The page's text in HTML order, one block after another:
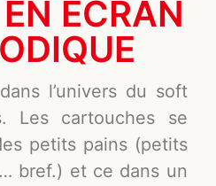
ÉCRAN
l’univers du soft
Les cartouches se
petits pains (petits
bref.) et ce dans un